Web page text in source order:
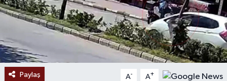
Paylaş A- A+